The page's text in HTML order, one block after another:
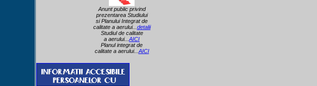
Anunt public privind
prezentarea Studiului
si Planului Integrat de
calitate a aerului... detalii
Studiul de calitate
a aerului... AICI
Planul integrat de
calitate a aerului... AICI